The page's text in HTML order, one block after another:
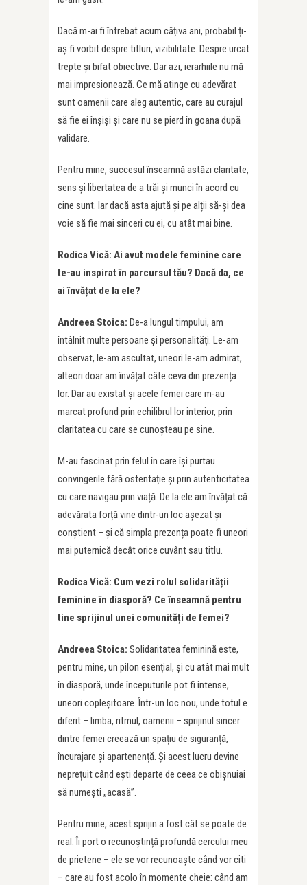
Dacă m-ai fi întrebat acum câțiva ani, probabil ți-
aș fi vorbit despre titluri, vizibilitate. Despre urcat
trepte și bifat obiective. Dar azi, ierarhiile nu mă
mai impresionează. Ce mă atinge cu adevărat
sunt oamenii care aleg autentic, care au curajul
să fie ei înșiși și care nu se pierd în goana după
validare.
Pentru mine, succesul înseamnă astăzi claritate,
sens și libertatea de a trăi și munci în acord cu
cine sunt. Iar dacă asta ajută și pe alții să-și dea
voie să fie mai sinceri cu ei, cu atât mai bine.
Rodica Vică: Ai avut modele feminine care
te-au inspirat în parcursul tău? Dacă da, ce
ai învățat de la ele?
Andreea Stoica: De-a lungul timpului, am
întâlnit multe persoane și personalități. Le-am
observat, le-am ascultat, uneori le-am admirat,
alteori doar am învățat câte ceva din prezența
lor. Dar au existat și acele femei care m-au
marcat profund prin echilibrul lor interior, prin
claritatea cu care se cunoșteau pe sine.
M-au fascinat prin felul în care își purtau
convingerile fără ostentație și prin autenticitatea
cu care navigau prin viață. De la ele am învățat că
adevărata forță vine dintr-un loc așezat și
conștient – și că simpla prezența poate fi uneori
mai puternică decât orice cuvânt sau titlu.
Rodica Vică: Cum vezi rolul solidarității
feminine în diasporă? Ceînseamnă pentru
tine sprijinul unei comunități de femei?
Andreea Stoica: Solidaritatea feminină este,
pentru mine, un pilon esențial, și cu atât mai mult
în diasporă, unde începuturile pot fi intense,
uneori copleșitoare. Într-un loc nou, unde totul e
diferit – limba, ritmul, oamenii – sprijinul sincer
dintre femei creează un spațiu de siguranță,
încurajare și apartenență. Și acest lucru devine
neprețuit când ești departe de ceea ce obișnuiai
să numești „acasă”.
Pentru mine, acest sprijin a fost cât se poate de
real. Îi port o recunoștință profundă cercului meu
de prietene – ele se vor recunoaște când vor citi
– care au fost acolo în momente cheie: când am